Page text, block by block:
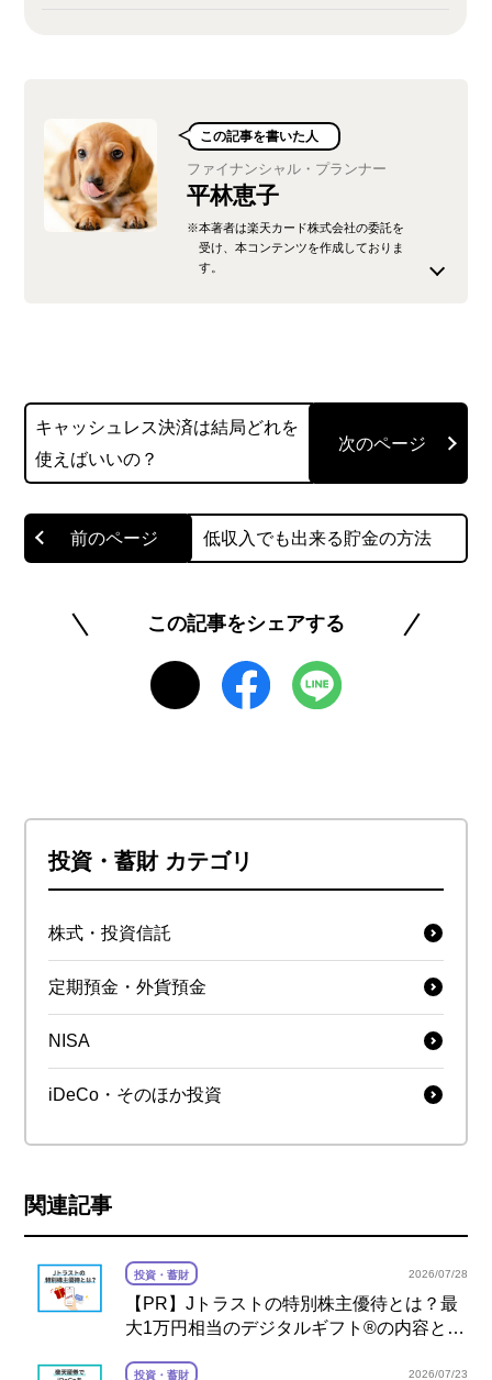
この記事を書いた人
ファイナンシャル・プランナー
平林恵子
※本著者は楽天カード株式会社の委託を
受け、本コンテンツを作成しておりま
す。
解説を心がけています。
このライターの記事一覧を見る
キャッシュレス決済は結局どれを
使えばいいの？
低収入でも出来る貯金の方法
この記事をシェアする
投資・蓄財 カテゴリ
株式・投資信託
定期預金・外貨預金
NISA
iDeCo・そのほか投資
関連記事
投資・蓄財 2026/07/28
【PR】Jトラストの特別株主優待とは？最
大1万円相当のデジタルギフト®の内容と注
投資・蓄財 2026/07/23